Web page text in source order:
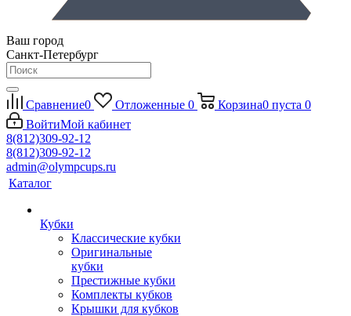
Ваш город
Санкт-Петербург
Сравнение0 Отложенные 0 Корзина0 пуста 0
ВойтиМой кабинет
8(812)309-92-12
8(812)309-92-12
admin@olympcups.ru
Каталог
Кубки
Классические кубки
Оригинальные
кубки
Престижные кубки
Комплекты кубков
Крышки для кубков